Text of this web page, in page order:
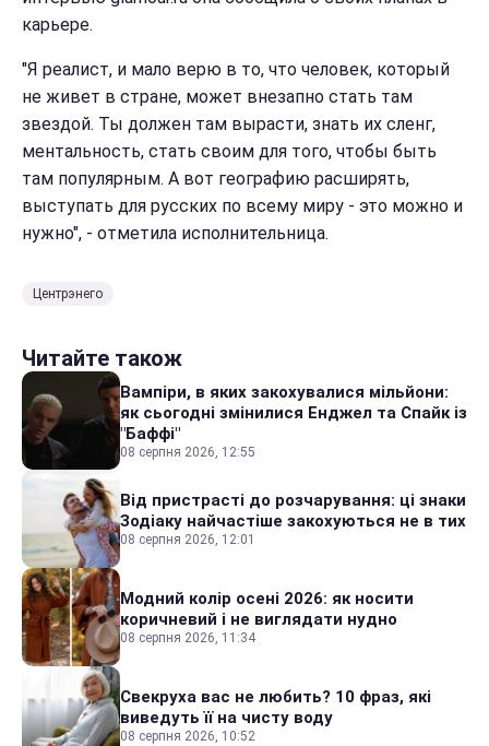
карьере.
"Я реалист, и мало верю в то, что человек, который
не живет в стране, может внезапно стать там
звездой. Ты должен там вырасти, знать их сленг,
ментальность, стать своим для того, чтобы быть
там популярным. А вот географию расширять,
выступать для русских по всему миру - это можно и
нужно", - отметила исполнительница.
Центрэнего
Читайте також
Вампіри, в яких закохувалися мільйони:
як сьогодні змінилися Енджел та Спайк із
"Баффі"
08 серпня 2026, 12:55
Від пристрасті до розчарування: ці знаки
Зодіаку найчастіше закохуються не в тих
08 серпня 2026, 12:01
Модний колір осені 2026: як носити
коричневий і не виглядати нудно
08 серпня 2026, 11:34
Свекруха вас не любить? 10 фраз, які
виведуть її на чисту воду
08 серпня 2026, 10:52